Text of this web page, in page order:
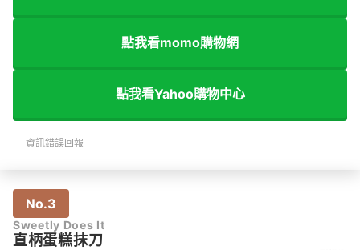
點我看momo購物網
點我看Yahoo購物中心
資訊錯誤回報
No.3
Sweetly Does It
直柄蛋糕抹刀